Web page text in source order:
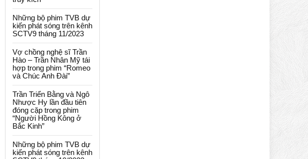
Những bộ phim TVB dự
kiến phát sóng trên kênh
SCTV9 tháng 11/2023
Vợ chồng nghệ sĩ Trần
Hào – Trần Nhân Mỹ tái
hợp trong phim “Romeo
và Chúc Anh Đài”
Trần Triển Bằng và Ngô
Nhược Hy lần đầu tiên
đóng cặp trong phim
“Người Hồng Kông ở
Bắc Kinh”
Những bộ phim TVB dự
kiến phát sóng trên kênh